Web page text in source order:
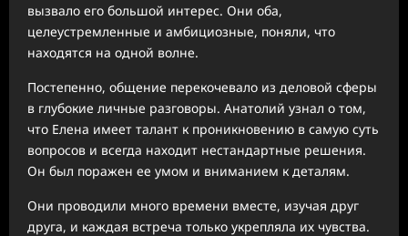
вызвало его большой интерес. Они оба,
целеустремленные и амбициозные, поняли, что
находятся на одной волне.
Постепенно, общение перекочевало из деловой сферы
в глубокие личные разговоры. Анатолий узнал о том,
что Елена имеет талант к проникновению в самую суть
вопросов и всегда находит нестандартные решения.
Он был поражен ее умом и вниманием к деталям.
Они проводили много времени вместе, изучая друг
друга, и каждая встреча только укрепляла их чувства.